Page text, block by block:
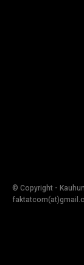
© Copyright -